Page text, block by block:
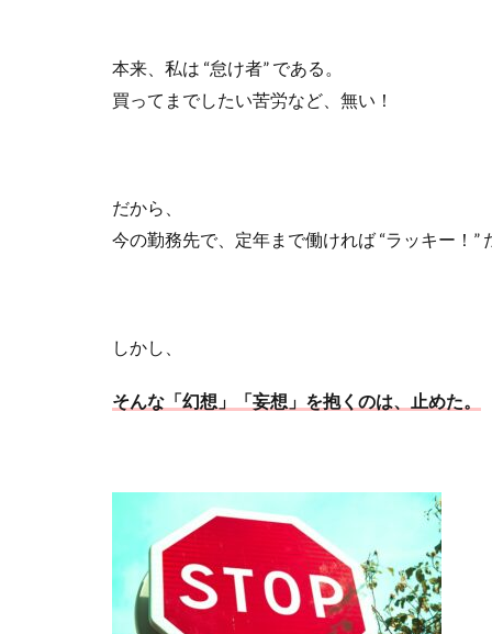
本来、私は “怠け者” である。
買ってまでしたい苦労など、無い！
だから、
今の勤務先で、定年まで働ければ “ラッキー！ ”
しかし、
そんな「幻想」「妄想」を抱くのは、止めた。